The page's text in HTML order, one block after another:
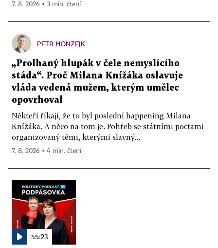
7. 8. 2026 ▪ 3 min. čtení
PETR HONZEJK
„Prolhaný hlupák v čele nemyslícího
stáda“. Proč Milana Knížáka oslavuje
vláda vedená mužem, kterým umělec
opovrhoval
Někteří říkají, že to byl poslední happening Milana
Knížáka. A něco na tom je. Pohřeb se státními poctami
organizovaný těmi, kterými slavný...
7. 8. 2026 ▪ 4 min. čtení
55:23